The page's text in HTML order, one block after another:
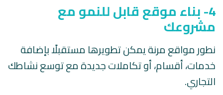
4- بناء موقع قابل للنمو مع
مشروعك
نطور مواقع مرنة يمكن تطويرها مستقبلًا بإضافة
خدمات، أقسام، أو تكاملات جديدة مع توسع نشاطك
التجاري.